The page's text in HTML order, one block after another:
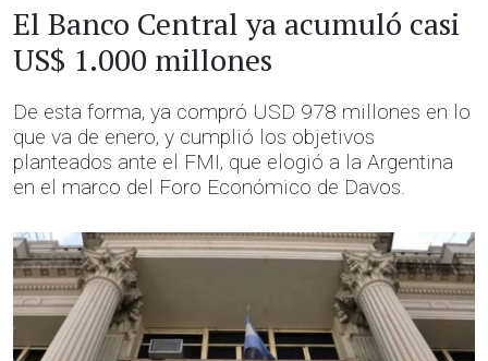
El Banco Central ya acumuló casi
US$ 1.000 millones
De esta forma, ya compró USD 978 millones en lo
que va de enero, y cumplió los objetivos
planteados ante el FMI, que elogió a la Argentina
en el marco del Foro Económico de Davos.